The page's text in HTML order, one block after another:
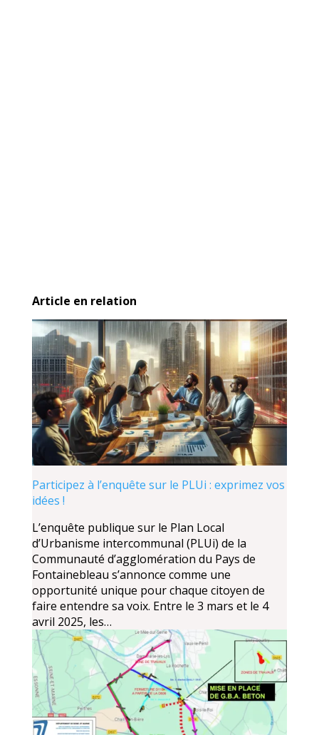
Article en relation
Participez à l’enquête sur le PLUi : exprimez vos
idées !
L’enquête publique sur le Plan Local
d’Urbanisme intercommunal (PLUi) de la
Communauté d’agglomération du Pays de
Fontainebleau s’annonce comme une
opportunité unique pour chaque citoyen de
faire entendre sa voix. Entre le 3 mars et le 4
avril 2025, les…